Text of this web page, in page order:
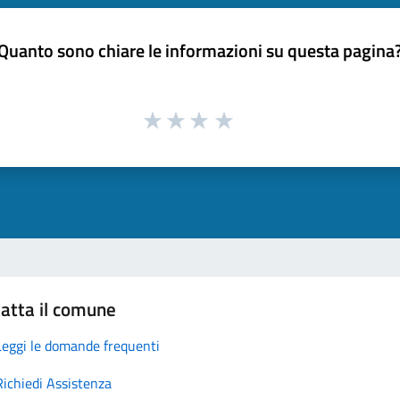
sono chiare le informazioni su questa
il comune
le domande frequenti
Assistenza